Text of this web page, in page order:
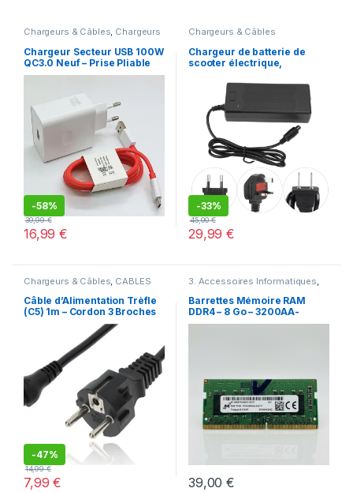
Chargeurs & Câbles, Chargeurs
téléphone
Chargeur Secteur USB 100W
QC3.0 Neuf – Prise Pliable
-58%
16,99€
39,99€
Chargeurs & Câbles
Chargeur de batterie de
scooter électrique,
indicateur LED,
remplacement pour Xiaomi
M365 Ninebot l’s ltS3,
pipeline 42V
-33%
29,99€
45,00€
Chargeurs & Câbles CÂBLES
INFORMATIQUES Nouveautés
Offres spéciales
Câble d’Alimentation Trèfle
(C5) 1m – Cordon 3 Broches
pour Chargeur PC Portable
(Dell, HP, Lenovo, ASUS), TV
-47%
7,99€
14,99€
3. Accessoires Informatiques
Déstockage Offres spéciales
Barrettes Mémoire RAM
DDR4 – 8 Go – 3200AA-
Micron – Pour PC Portable
39,00€